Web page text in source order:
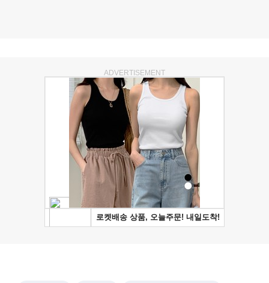
ADVERTISEMENT